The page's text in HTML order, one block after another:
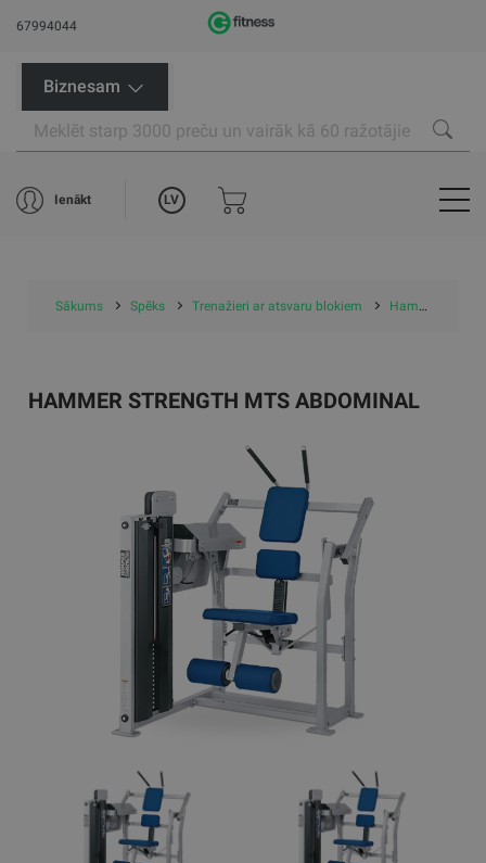
67994044
Biznesam
Ienākt LV
Sākums Spēks Trenažieri ar atsvaru blokiem Hammer Strength MTS Abdominal
HAMMER STRENGTH MTS ABDOMINAL